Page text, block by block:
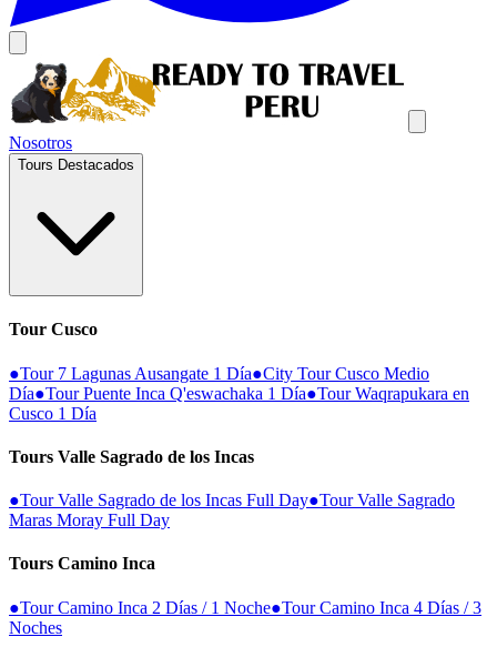
Nosotros
Tours Destacados
Tour Cusco
●Tour 7 Lagunas Ausangate 1 Día●City Tour Cusco Medio
Día●Tour Puente Inca Q'eswachaka 1 Día●Tour Waqrapukara en
Cusco 1 Día
Tours Valle Sagrado de los Incas
●Tour Valle Sagrado de los Incas Full Day●Tour Valle Sagrado
Maras Moray Full Day
Tours Camino Inca
●Tour Camino Inca 2 Días / 1 Noche●Tour Camino Inca 4 Días / 3
Noches